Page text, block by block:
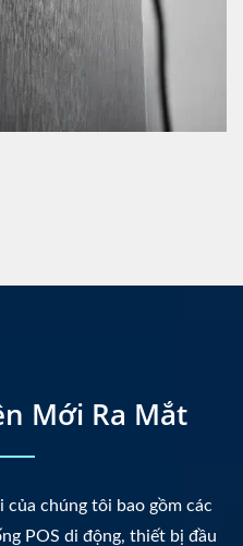
POS Hiệu Suất
Mới Ra Mắt
của chúng tôi bao gồm các
POS di động, thiết bị đầu